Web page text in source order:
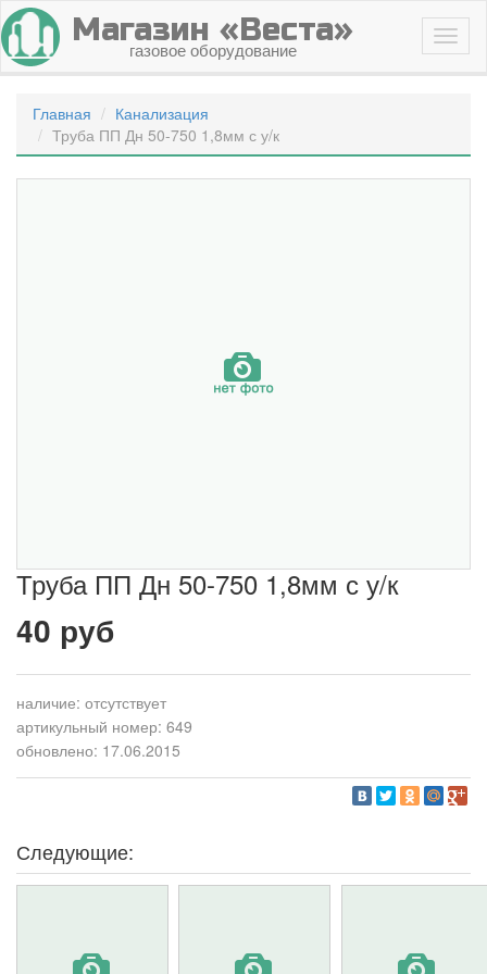
Магазин «Веста»
газовое оборудование
Главная
Канализация
Труба ПП Дн 50-750 1,8мм с у/к
Труба ПП Дн 50-750 1,8мм с у/к
40 руб
наличие: отсутствует
артикульный номер: 649
обновлено: 17.06.2015
Следующие: